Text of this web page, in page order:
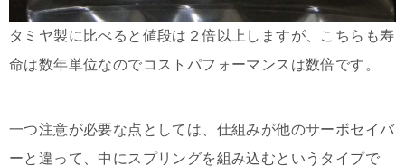
タミヤ製に比べると値段は２倍以上しますが、こちらも寿
命は数年単位なのでコストパフォーマンスは数倍です。
一つ注意が必要な点としては、仕組みが他のサーボセイバ
ーと違って、中にスプリングを組み込むというタイプで